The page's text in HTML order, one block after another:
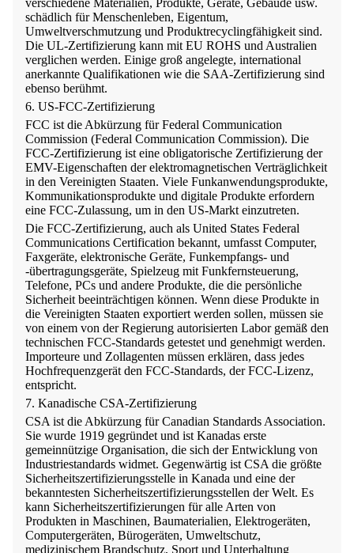
schädlich für Menschenleben, Eigentum,
Umweltverschmutzung und Produktrecyclingfähigkeit sind.
Die UL-Zertifizierung kann mit EU ROHS und Australien
verglichen werden. Einige groß angelegte, international
anerkannte Qualifikationen wie die SAA-Zertifizierung sind
ebenso berühmt.
6. US-FCC-Zertifizierung
FCC ist die Abkürzung für Federal Communication
Commission (Federal Communication Commission). Die
FCC-Zertifizierung ist eine obligatorische Zertifizierung der
EMV-Eigenschaften der elektromagnetischen Verträglichkeit
in den Vereinigten Staaten. Viele Funkanwendungsprodukte,
Kommunikationsprodukte und digitale Produkte erfordern
eine FCC-Zulassung, um in den US-Markt einzutreten.
Die FCC-Zertifizierung, auch als United States Federal
Communications Certification bekannt, umfasst Computer,
Faxgeräte, elektronische Geräte, Funkempfangs- und
-übertragungsgeräte, Spielzeug mit Funkfernsteuerung,
Telefone, PCs und andere Produkte, die die persönliche
Sicherheit beeinträchtigen können. Wenn diese Produkte in
die Vereinigten Staaten exportiert werden sollen, müssen sie
von einem von der Regierung autorisierten Labor gemäß den
technischen FCC-Standards getestet und genehmigt werden.
Importeure und Zollagenten müssen erklären, dass jedes
Hochfrequenzgerät den FCC-Standards, der FCC-Lizenz,
entspricht.
7. Kanadische CSA-Zertifizierung
CSA ist die Abkürzung für Canadian Standards Association.
Sie wurde 1919 gegründet und ist Kanadas erste
gemeinnützige Organisation, die sich der Entwicklung von
Industriestandards widmet. Gegenwärtig ist CSA die größte
Sicherheitszertifizierungsstelle in Kanada und eine der
bekanntesten Sicherheitszertifizierungsstellen der Welt. Es
kann Sicherheitszertifizierungen für alle Arten von
Produkten in Maschinen, Baumaterialien, Elektrogeräten,
Computergeräten, Bürogeräten, Umweltschutz,
medizinischem Brandschutz, Sport und Unterhaltung